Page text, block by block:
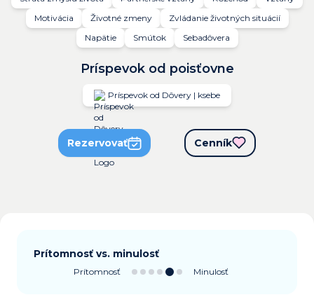
Motivácia
Životné zmeny
Zvládanie životných situácií
Napätie
Smútok Sebadôvera
Príspevok od poisťovne
Príspevok od Dôvery | ksebe
Rezervovať Cenník
Prítomnosť vs. minulosť
Prítomnosť Minulosť